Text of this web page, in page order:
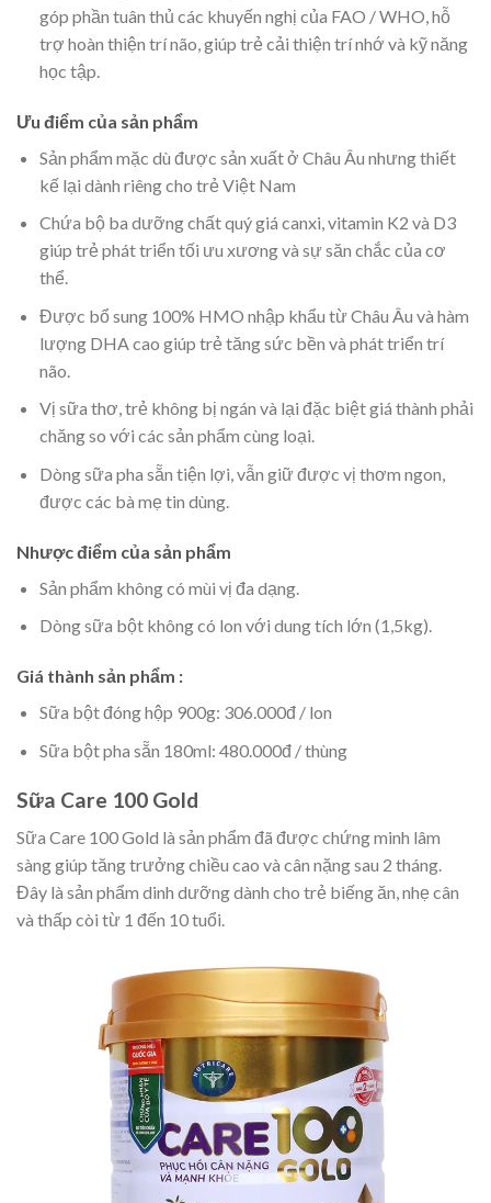
góp phần tuân thủ các khuyến nghị của FAO / WHO, hỗ
trợ hoàn thiện trí não, giúp trẻ cải thiện trí nhớ và kỹ năng
học tập.
Ưu điểm của sản phẩm
Sản phẩm mặc dù được sản xuất ở Châu Âu nhưng thiết
kế lại dành riêng cho trẻ Việt Nam
Chứa bộ ba dưỡng chất quý giá canxi, vitamin K2 và D3
giúp trẻ phát triển tối ưu xương và sự săn chắc của cơ
thể.
Được bổ sung 100% HMO nhập khẩu từ Châu Âu và hàm
lượng DHA cao giúp trẻ tăng sức bền và phát triển trí
não.
Vị sữa thơ, trẻ không bị ngán và lại đặc biệt giá thành phải
chăng so với các sản phẩm cùng loại.
Dòng sữa pha sẵn tiện lợi, vẫn giữ được vị thơm ngon,
được các bà mẹ tin dùng.
Nhược điểm của sản phẩm
Sản phẩm không có mùi vị đa dạng.
Dòng sữa bột không có lon với dung tích lớn (1,5kg).
Giá thành sản phẩm :
Sữa bột đóng hộp 900g: 306.000đ / lon
Sữa bột pha sẵn 180ml: 480.000đ / thùng
Sữa Care 100 Gold
Sữa Care 100 Gold là sản phẩm đã được chứng minh lâm
sàng giúp tăng trưởng chiều cao và cân nặng sau 2 tháng.
Đây là sản phẩm dinh dưỡng dành cho trẻ biếng ăn, nhẹ cân
và thấp còi từ 1 đến 10 tuổi.